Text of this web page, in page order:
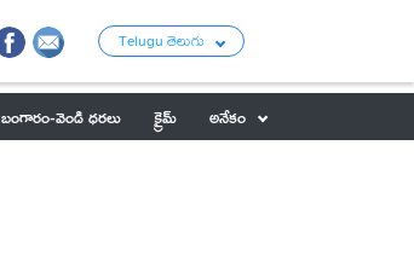
Telugu తెలుగు
బంగారం-వెండి ధరలు క్రైమ్
అనేకం